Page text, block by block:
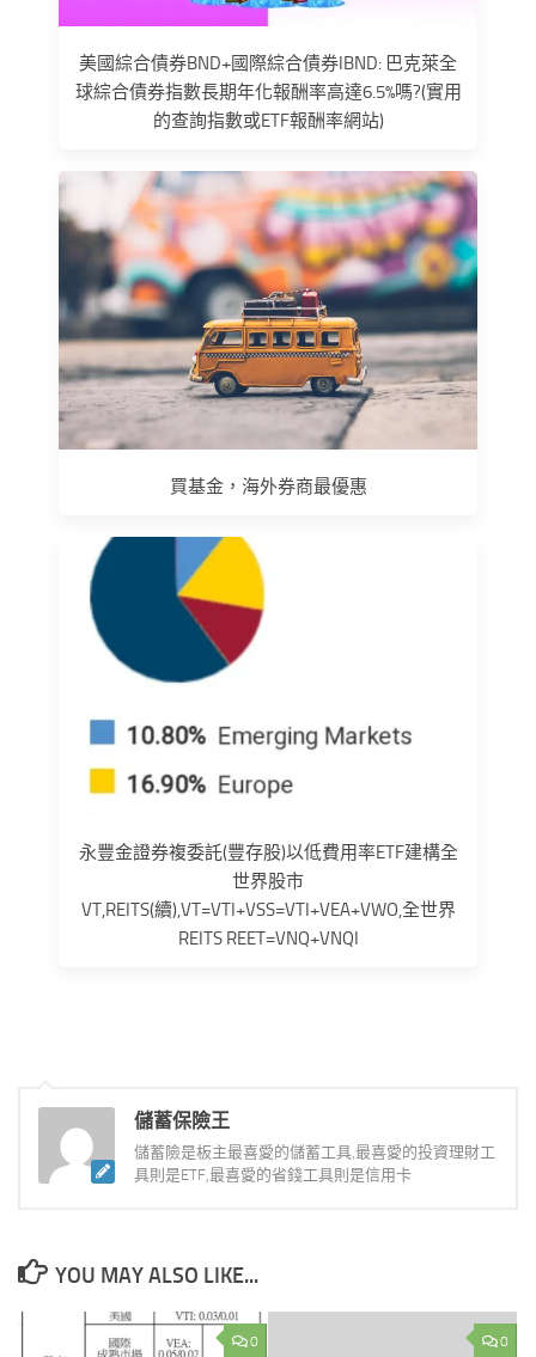
美國綜合債券BND+國際綜合債券IBND: 巴克萊全
球綜合債券指數長期年化報酬率高達6.5%嗎?(實用
的查詢指數或ETF報酬率網站)
買基金，海外券商最優惠
永豐金證券複委託(豐存股)以低費用率ETF建構全
世界股市
VT,REITS(續),VT=VTI+VSS=VTI+VEA+VWO,全世界
REITS REET=VNQ+VNQI
儲蓄保險王
儲蓄險是板主最喜愛的儲蓄工具,最喜愛的投資理財工
具則是ETF,最喜愛的省錢工具則是信用卡
YOU MAY ALSO LIKE...
0 0